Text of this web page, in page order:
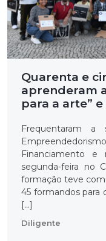
Quarenta e
aprenderam
para a arte”
Frequentaram
Financiamento e
segunda-feira no
formação teve
45 formandos para
[…]
Diligente